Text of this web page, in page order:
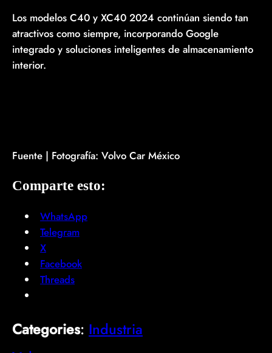
Los modelos C40 y XC40 2024 continúan siendo tan
atractivos como siempre, incorporando Google
integrado y soluciones inteligentes de almacenamiento
interior.
Fuente | Fotografía: Volvo Car México
Comparte esto:
WhatsApp
Telegram
X
Facebook
Threads
Categories: Industria